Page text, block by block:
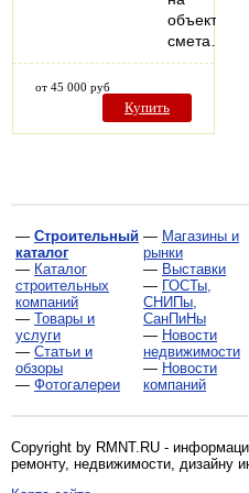
объект,
смета…
от 45 000 руб
Купить
— Строительный
каталог
— Каталог
строительных
компаний
— Товары и
услуги
— Статьи и
обзоры
— Фотогалереи
— Магазины и
рынки
— Выставки
— ГОСТы,
СНИПы,
СанПиНы
— Новости
недвижимости
— Новости
компаний
Copyright by RMNT.RU -
ремонту, недвижимости, дизайну